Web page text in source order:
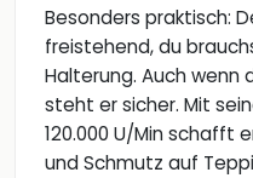
Besonders praktisch:
freistehend, du
Halterung. Auch wenn
steht er sicher. Mit
120.000 U/Min schafft
und Schmutz auf